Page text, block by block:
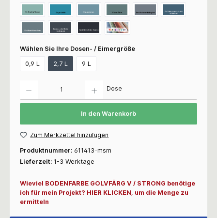
Wählen Sie Ihre Dosen- / Eimergröße
0,9 L 2,7 L 9 L
Dose
In den Warenkorb
Zum Merkzettel hinzufügen
Produktnummer: 611413-msm
Lieferzeit: 1-3 Werktage
Wieviel BODENFARBE GOLVFÄRG V / STRONG benötige
ich für mein Projekt? HIER KLICKEN, um die Menge zu
ermitteln